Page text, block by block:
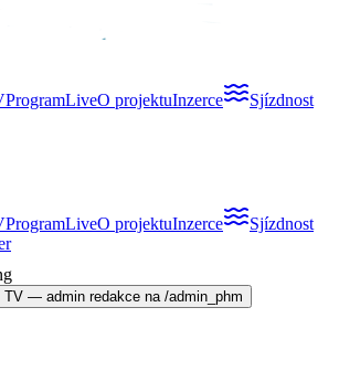
ProgramLiveO projektuInzerce
Sjízdnost
ProgramLiveO projektuInzerce
Sjízdnost
— admin redakce na /admin_phm